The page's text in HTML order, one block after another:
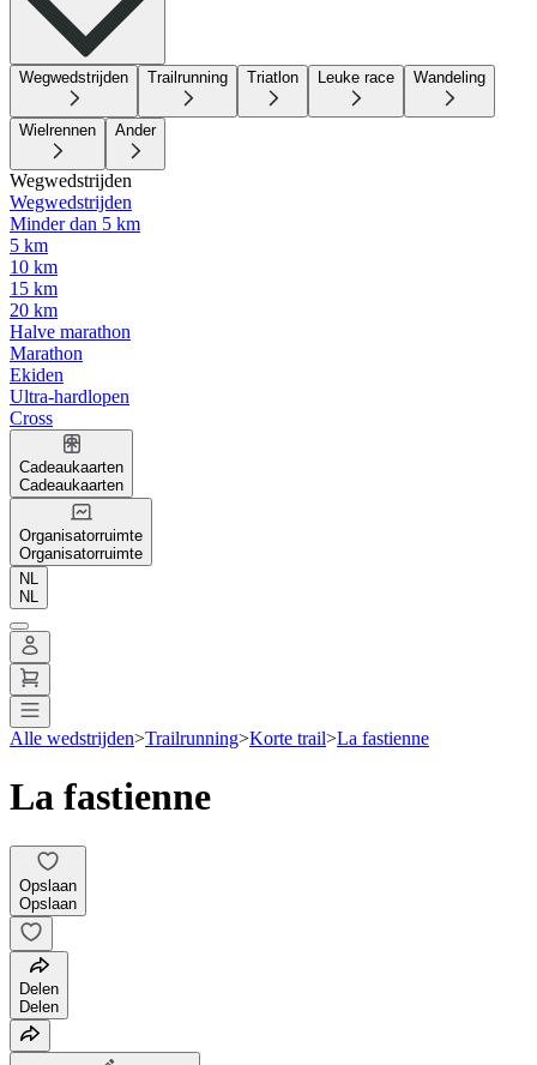
Wegwedstrijden Trailrunning Triatlon Leuke race Wandeling
Wielrennen Ander
Wegwedstrijden
Wegwedstrijden
Minder dan 5 km
5 km
10 km
15 km
20 km
Halve marathon
Marathon
Ekiden
Ultra-hardlopen
Cross
Cadeaukaarten
Cadeaukaarten
Organisatorruimte
Organisatorruimte
NL
NL
Alle wedstrijden>Trailrunning>Korte trail>La fastienne
La fastienne
Opslaan
Opslaan
Delen
Delen